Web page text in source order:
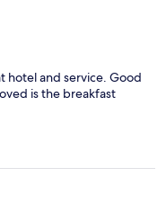
hotel and service. Good
is the breakfast